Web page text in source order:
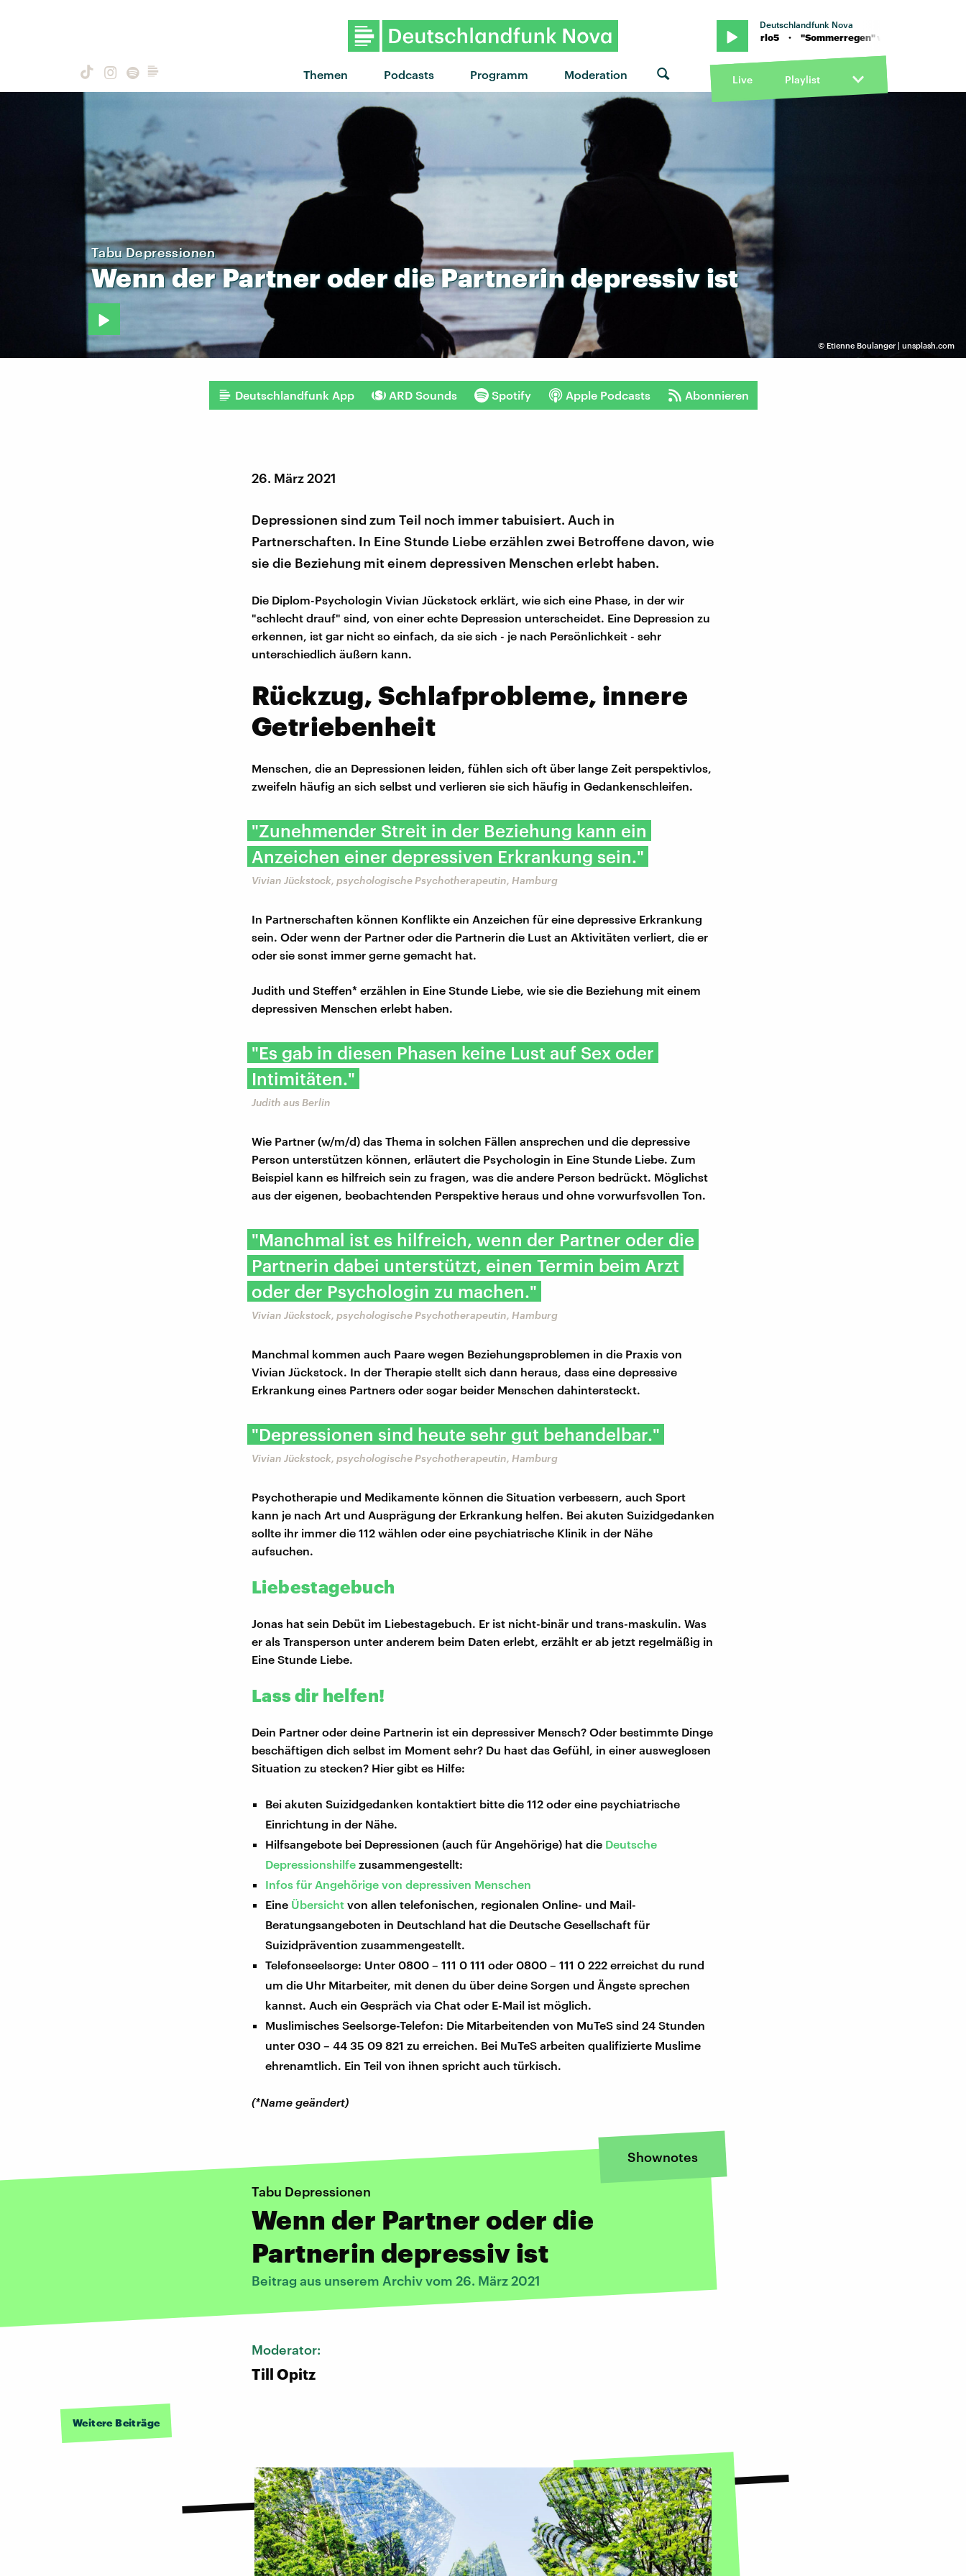
Themen Podcasts Programm Moderation
Deutschlandfunk Nova
"Sommerregen" von Ami Warning feat. Carlo5 · "Sommerregen" von Ami Warning feat. Carlo5
Live Playlist
© Etienne Boulanger | unsplash.com
Tabu Depressionen
WennderPartner oderdiePartnerindepressiv ist
Deutschlandfunk App ARD Sounds Spotify Apple Podcasts Abonnieren
26. März 2021
Depressionen sind zum Teil noch immer tabuisiert. Auch in
Partnerschaften. In Eine Stunde Liebe erzählen zwei Betroffene davon, wie
sie die Beziehung mit einem depressiven Menschen erlebt haben.
Die Diplom-Psychologin Vivian Jückstock erklärt, wie sich eine Phase, in der wir
"schlecht drauf" sind, von einer echte Depression unterscheidet. Eine Depression zu
erkennen, ist gar nicht so einfach, da sie sich - je nach Persönlichkeit - sehr
unterschiedlich äußern kann.
Rückzug, Schlafprobleme, innere
Getriebenheit
Menschen, die an Depressionen leiden, fühlen sich oft über lange Zeit perspektivlos,
zweifeln häufig an sich selbst und verlieren sie sich häufig in Gedankenschleifen.
"Zunehmender Streit in der Beziehung kann ein
Anzeichen einer depressiven Erkrankung sein."
Vivian Jückstock, psychologische Psychotherapeutin, Hamburg
In Partnerschaften können Konflikte ein Anzeichen für eine depressive Erkrankung
sein. Oder wenn der Partner oder die Partnerin die Lust an Aktivitäten verliert, die er
oder sie sonst immer gerne gemacht hat.
Judith und Steffen* erzählen in Eine Stunde Liebe, wie sie die Beziehung mit einem
depressiven Menschen erlebt haben.
"Es gab in diesen Phasen keine Lust auf Sex oder
Intimitäten."
Judith aus Berlin
Wie Partner (w/m/d) das Thema in solchen Fällen ansprechen und die depressive
Person unterstützen können, erläutert die Psychologin in Eine Stunde Liebe. Zum
Beispiel kann es hilfreich sein zu fragen, was die andere Person bedrückt. Möglichst
aus der eigenen, beobachtenden Perspektive heraus und ohne vorwurfsvollen Ton.
"Manchmal ist es hilfreich, wenn der Partner oder die
Partnerin dabei unterstützt, einen Termin beim Arzt
oder der Psychologin zu machen."
Vivian Jückstock, psychologische Psychotherapeutin, Hamburg
Manchmal kommen auch Paare wegen Beziehungsproblemen in die Praxis von
Vivian Jückstock. In der Therapie stellt sich dann heraus, dass eine depressive
Erkrankung eines Partners oder sogar beider Menschen dahintersteckt.
"Depressionen sind heute sehr gut behandelbar."
Vivian Jückstock, psychologische Psychotherapeutin, Hamburg
Psychotherapie und Medikamente können die Situation verbessern, auch Sport
kann je nach Art und Ausprägung der Erkrankung helfen. Bei akuten Suizidgedanken
sollte ihr immer die 112 wählen oder eine psychiatrische Klinik in der Nähe
aufsuchen.
Liebestagebuch
Jonas hat sein Debüt im Liebestagebuch. Er ist nicht-binär und trans-maskulin. Was
er als Transperson unter anderem beim Daten erlebt, erzählt er ab jetzt regelmäßig in
Eine Stunde Liebe.
Lass dir helfen!
Dein Partner oder deine Partnerin ist ein depressiver Mensch? Oder bestimmte Dinge
beschäftigen dich selbst im Moment sehr? Du hast das Gefühl, in einer ausweglosen
Situation zu stecken? Hier gibt es Hilfe:
Bei akuten Suizidgedanken kontaktiert bitte die 112 oder eine psychiatrische
Einrichtung in der Nähe.
Hilfsangebote bei Depressionen (auch für Angehörige) hat die Deutsche
Depressionshilfe zusammengestellt:
Infos für Angehörige von depressiven Menschen
Eine Übersicht von allen telefonischen, regionalen Online- und Mail-
Beratungsangeboten in Deutschland hat die Deutsche Gesellschaft für
Suizidprävention zusammengestellt.
Telefonseelsorge: Unter 0800 – 111 0 111 oder 0800 – 111 0 222 erreichst du rund
um die Uhr Mitarbeiter, mit denen du über deine Sorgen und Ängste sprechen
kannst. Auch ein Gespräch via Chat oder E-Mail ist möglich.
Muslimisches Seelsorge-Telefon: Die Mitarbeitenden von MuTeS sind 24 Stunden
unter 030 – 44 35 09 821 zu erreichen. Bei MuTeS arbeiten qualifizierte Muslime
ehrenamtlich. Ein Teil von ihnen spricht auch türkisch.
(*Name geändert)
Shownotes
Tabu Depressionen
Wenn der Partner oder die
Partnerin depressiv ist
Beitrag aus unserem Archiv vom 26. März 2021
Moderator:
Till Opitz
Weitere Beiträge